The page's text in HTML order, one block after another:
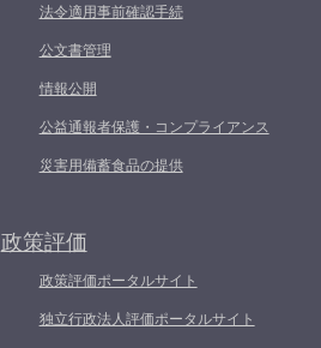
法令適用事前確認手続
公文書管理
情報公開
公益通報者保護・コンプライアンス
災害用備蓄食品の提供
政策評価
政策評価ポータルサイト
独立行政法人評価ポータルサイト